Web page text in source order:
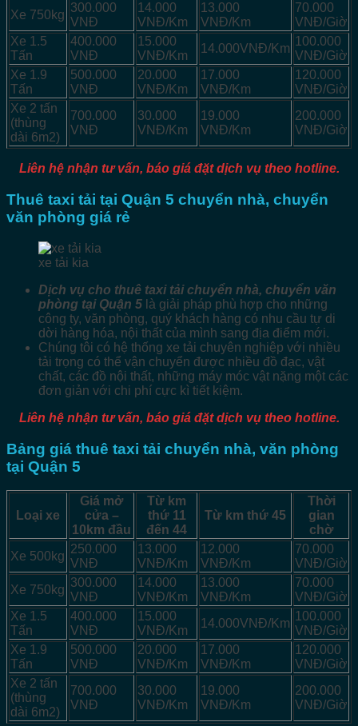
Xe 750kg
300.000
VNĐ
14.000
VNĐ/Km
13.000
VNĐ/Km
70.000
VNĐ/Giờ
Xe 1.5
Tấn
400.000
VNĐ
15.000
VNĐ/Km
14.000VNĐ/Km
100.000
VNĐ/Giờ
Xe 1.9
Tấn
500.000
VNĐ
20.000
VNĐ/Km
17.000
VNĐ/Km
120.000
VNĐ/Giờ
Xe 2 tấn
(thùng
dài 6m2)
700.000
VNĐ
30.000
VNĐ/Km
19.000
VNĐ/Km
200.000
VNĐ/Giờ
Liên hệ nhận tư vấn, báo giá đặt dịch vụ theo hotline.
Thuê taxi tải tại Quận 5 chuyển nhà, chuyển
văn phòng giá rẻ
xe tải kia
Dịch vụ cho thuê taxi tải chuyển nhà, chuyển văn
phòng tại Quận 5 là giải pháp phù hợp cho những
công ty, văn phòng, quý khách hàng có nhu cầu tự di
dời hàng hóa, nội thất của mình sang địa điểm mới.
Chúng tôi có hệ thống xe tải chuyên nghiệp với nhiều
tải trọng có thể vận chuyển được nhiều đồ đạc, vật
chất, các đồ nội thất, những máy móc vật nặng một các
đơn giản với chi phí cực kì tiết kiệm.
Liên hệ nhận tư vấn, báo giá đặt dịch vụ theo hotline.
Bảng giá thuê taxi tải chuyển nhà, văn phòng
tại Quận 5
Loại xe
Giá mở
cửa –
10km đầu
Từ km
thứ 11
đến 44
Từ km thứ 45
Thời
gian
chờ
Xe 500kg
250.000
VNĐ
13.000
VNĐ/Km
12.000
VNĐ/Km
70.000
VNĐ/Giờ
Xe 750kg
300.000
VNĐ
14.000
VNĐ/Km
13.000
VNĐ/Km
70.000
VNĐ/Giờ
Xe 1.5
Tấn
400.000
VNĐ
15.000
VNĐ/Km
14.000VNĐ/Km
100.000
VNĐ/Giờ
Xe 1.9
Tấn
500.000
VNĐ
20.000
VNĐ/Km
17.000
VNĐ/Km
120.000
VNĐ/Giờ
Xe 2 tấn
(thùng
dài 6m2)
700.000
VNĐ
30.000
VNĐ/Km
19.000
VNĐ/Km
200.000
VNĐ/Giờ